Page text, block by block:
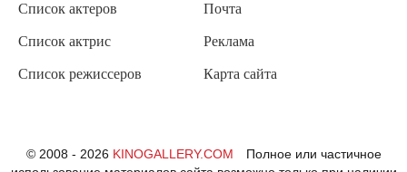
Список актеров
Список актрис
Список режиссеров
Почта
Реклама
Карта сайта
© 2008 - 2026 KINOGALLERY.COM
Полное или частичное